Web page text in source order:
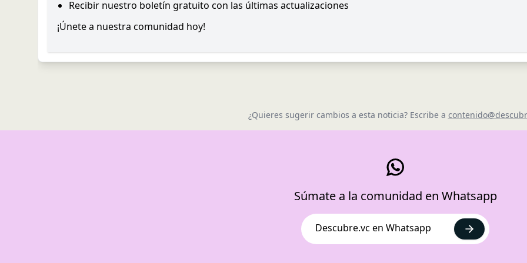
Recibir nuestro boletín gratuito con las últimas actualizaciones
¡Únete a nuestra comunidad hoy!
¿Quieres sugerir cambios a esta noticia? Escribe a
Súmate a la comunidad en Whatsapp
Descubre.vc en Whatsapp